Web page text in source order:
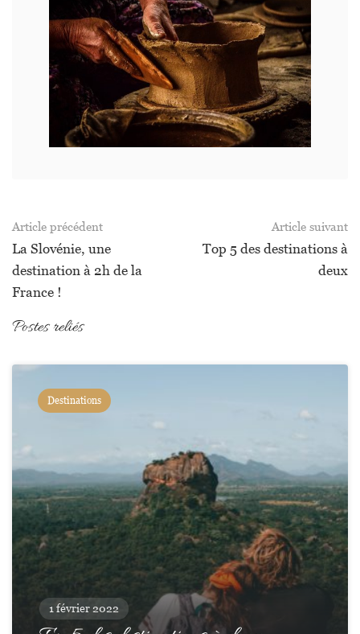
Article précédent
La Slovénie, une
destination à 2h de la
France !
Article suivant
Top 5 des destinations à
deux
Postes reliés
Destinations
1 février 2022